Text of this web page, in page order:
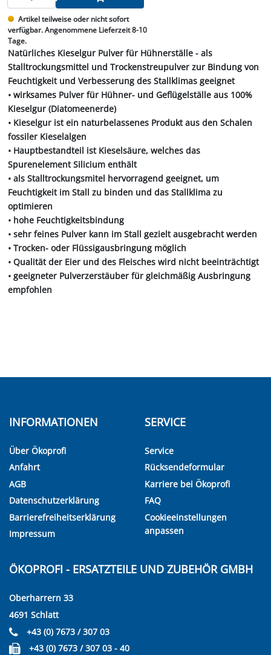
Artikel teilweise oder nicht sofort
verfügbar. Angenommene Lieferzeit 8-10
Tage.
Natürliches Kieselgur Pulver für Hühnerställe - als
Stalltrockungsmittel und Trockenstreupulver zur Bindung von
Feuchtigkeit und Verbesserung des Stallklimas geeignet
• wirksames Pulver für Hühner- und Geflügelställe aus 100%
Kieselgur (Diatomeenerde)
• Kieselgur ist ein naturbelassenes Produkt aus den Schalen
fossiler Kieselalgen
• Hauptbestandteil ist Kieselsäure, welches das
Spurenelement Silicium enthält
• als Stalltrockungsmitel hervorragend geeignet, um
Feuchtigkeit im Stall zu binden und das Stallklima zu
optimieren
• hohe Feuchtigkeitsbindung
• sehr feines Pulver kann im Stall gezielt ausgebracht werden
• Trocken- oder Flüssigausbringung möglich
• Qualität der Eier und des Fleisches wird nicht beeinträchtigt
• geeigneter Pulverzerstäuber für gleichmäßig Ausbringung
empfohlen
INFORMATIONEN
Über Ökoprofi
Anfahrt
AGB
Datenschutzerklärung
Barrierefreiheitserklärung
Impressum
SERVICE
Service
Rücksendeformular
Karriere bei Ökoprofi
FAQ
Cookieeinstellungen
anpassen
ÖKOPROFI - ERSATZTEILE UND ZUBEHÖR GMBH
Oberharrern 33
4691 Schlatt
+43 (0) 7673 / 307 03
+43 (0) 7673 / 307 03 - 40